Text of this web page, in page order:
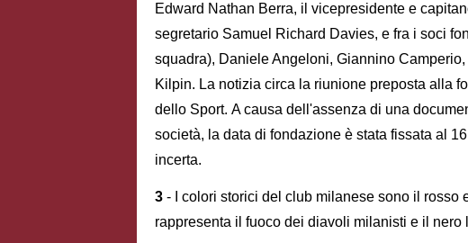
Edward Nathan Berra, il vicepresidente e
segretario Samuel Richard Davies, e fra i soci
squadra), Daniele Angeloni, Giannino
Kilpin. La notizia circa la riunione preposta alla
dello Sport. A causa dell'assenza di una
società, la data di fondazione è stata fissata al
incerta.
3 - I colori storici del club milanese sono il rosso
rappresenta il fuoco dei diavoli milanisti e il nero